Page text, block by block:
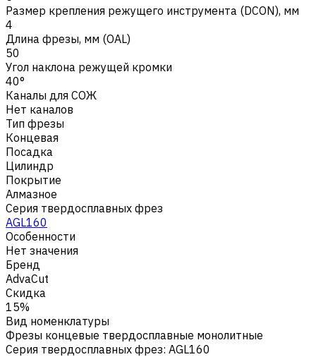
Размер крепления режущего инструмента (DCON), мм
4
Длина фрезы, мм (OAL)
50
Угол наклона режущей кромки
40°
Каналы для СОЖ
Нет каналов
Тип фрезы
Концевая
Посадка
Цилиндр
Покрытие
Алмазное
Серия твердосплавных фрез
AGL160
Особенности
Нет значения
Бренд
AdvaCut
Скидка
15%
Вид номенклатуры
Фрезы концевые твердосплавные монолитные
Серия твердосплавных фрез: AGL160